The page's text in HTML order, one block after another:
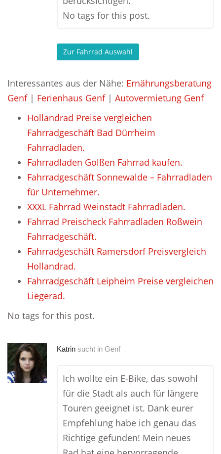
No tags for this post.
Zur Fahrrad Auswahl
Interessantes aus der Nähe: Ernährungsberatung
Genf| Ferienhaus Genf| Autovermietung Genf
Hollandrad Preise vergleichen
Fahrradgeschäft Bad Dürrheim
Fahrradladen.
Fahrradladen Golßen Fahrrad kaufen.
Fahrradgeschäft Sonnewalde – Fahrradladen
für Unternehmer.
XXXL Fahrrad Weinstadt Fahrradladen.
Fahrrad Preischeck Fahrradladen Roßwein
Fahrradgeschäft.
Fahrradgeschäft Ramersdorf Preisvergleich
Hollandrad.
Fahrradgeschäft Leipheim Preise vergleichen
Liegerad.
No tags for this post.
Katrin sucht in Genf
Ich wollte ein E-Bike, das sowohl
für die Stadt als auch für längere
Touren geeignet ist. Dank eurer
Empfehlung habe ich genau das
Richtige gefunden! Mein neues